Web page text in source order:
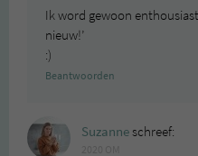
Ik word gewoon
nieuw!’
:)
Beantwoorden
Suzanneschreef: